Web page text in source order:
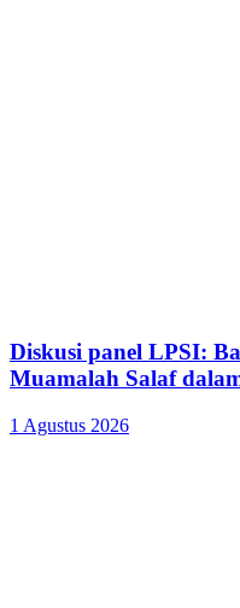
Diskusi panel LPSI:
Muamalah Salaf
1 Agustus 2026